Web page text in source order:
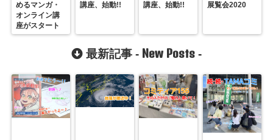
めるマンガ・
オンライン講
座がスタート
講座、始動!!
講座、始動!!
展覧会2020
最新記事 - New Posts -